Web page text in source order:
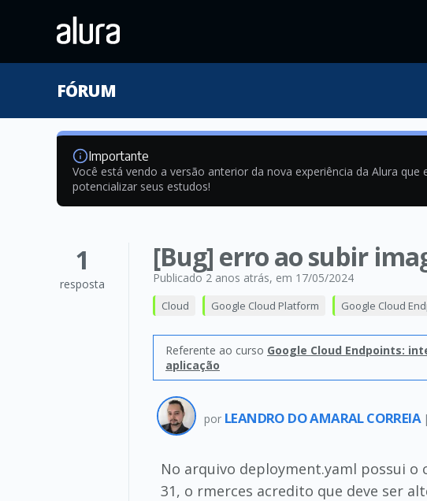
FÓRUM
Importante
Você está vendo a versão anterior da nova experiência da Alura
potencializar seus estudos!
1
resposta
[Bug] erro ao subir
Publicado 2 anos atrás, em 17/05/2024
Cloud Google Cloud Platform Google Cloud
Referente ao curso Google Cloud Endpoints:
aplicação
por LEANDRO DO AMARAL CORREIA
No arquivo deployment.yaml possui
31, o rmerces acredito que deve ser